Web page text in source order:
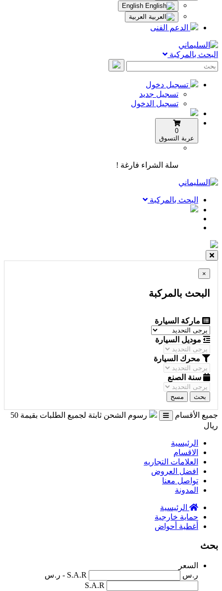
العربية
الدعم الفنى
البحث بالمركبة
تسجيل دخول
تسجيل جديد
تسجيل الدخول
0
عربة التسوق
سلة الشراء فارغة !
البحث بالمركبة
×
البحث بالمركبة
ماركة السيارة
موديل السيارة
محرك السيارة
سنة الصنع
بحث مسح
جميع الأقسام
رسوم الشحن ثابتة لجميع الطلبات بقيمة 50
ريال
الرئيسية
الاقسام
العلامات التجاريه
افضل العروض
تواصل معنا
المدونة
الرئيسية
حماية خارجية
أغطية أحواض
بحث
السعر
ر.س